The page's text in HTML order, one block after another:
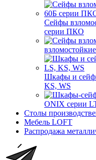
Сейфы
серии ПКО
Шкафы и
KS, WS
ONIX серии
Столы
Мебель LOFT
Распродажа